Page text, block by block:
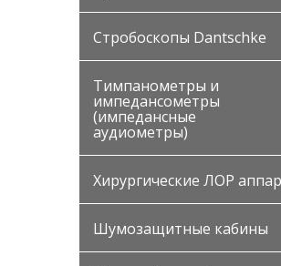
Стробоскопы Dantschke
Тимпанометры и
импедансометры
(импедансные
аудиометры)
Хирургические ЛОР
Шумозащитные кабины